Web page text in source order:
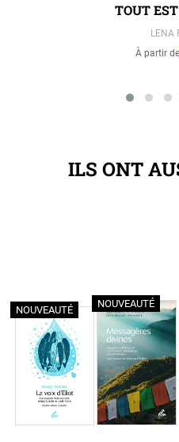
TOUT
LENA
À partir de
ILS ONT
NOUVEAUTÉ
NOUVEAUTÉ